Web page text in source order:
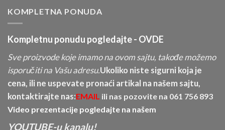
KOMPLETNA PONUDA
Kompletnu ponudu pogledajte - OVDE
Sve proizvode koje imamo na ovom sajtu, takođe možemo
isporučiti na Vašu adresu.Ukoliko niste sigurni koja je
cena, ili ne uspevate pronaći artikal na našem sajtu,
kontaktirajte nas:EMAIL ili nas pozovite na 061 756 893
Video prezentacije pogledajte na našem
YOUTUBE-u kanalu!